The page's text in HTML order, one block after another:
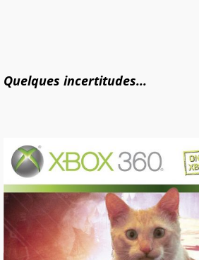
Quelques incertitudes...